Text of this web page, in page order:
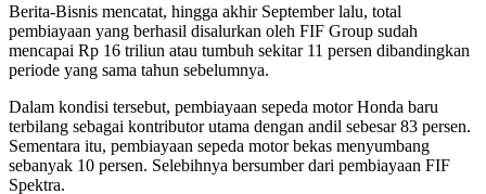
Berita-Bisnis mencatat, hingga akhir September lalu, total
pembiayaan yang berhasil disalurkan oleh FIF Group sudah
mencapai Rp 16 triliun atau tumbuh sekitar 11 persen dibandingkan
periode yang sama tahun sebelumnya.
Dalam kondisi tersebut, pembiayaan sepeda motor Honda baru
terbilang sebagai kontributor utama dengan andil sebesar 83 persen.
Sementara itu, pembiayaan sepeda motor bekas menyumbang
sebanyak 10 persen. Selebihnya bersumber dari pembiayaan FIF
Spektra.